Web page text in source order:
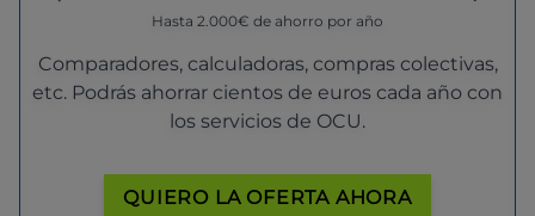
Hasta 2.000€ de ahorro por año
Comparadores, calculadoras, compras colectivas,
etc. Podrás ahorrar cientos de euros cada año con
los servicios de OCU.
QUIERO LA OFERTA AHORA